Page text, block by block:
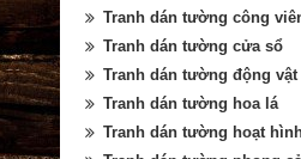
Tranh dán tường công
Tranh dán tường cửa sổ
Tranh dán tường động vật
Tranh dán tường hoa lá
Tranh dán tường hoạt